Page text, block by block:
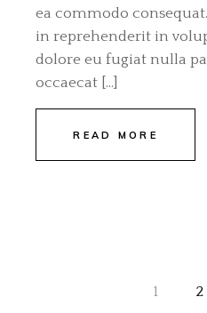
ea commodo
in reprehenderit in
dolore eu fugiat nulla
occaecat […]
READ MORE
1 2